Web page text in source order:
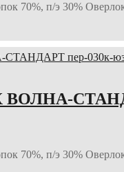
70%, п/э 30%
ВОЛНА-
70%, п/э 30%